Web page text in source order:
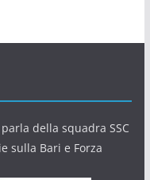
della squadra SSC
sulla Bari e Forza